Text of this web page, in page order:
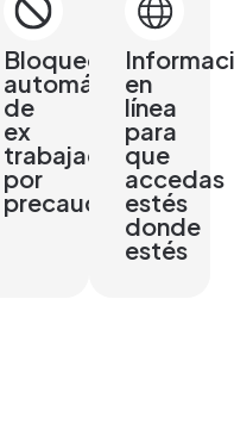
Bloqueo
automático
de
ex
trabajadores
por
precaución
en
línea
para
que
accedas
estés
donde
estés